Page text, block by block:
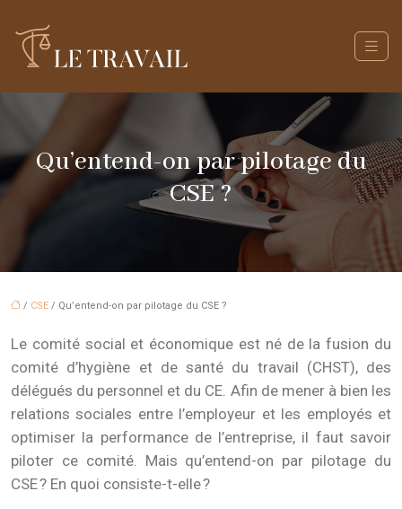
Qu’entend-on par pilotage du
CSE ?
/ CSE / Qu’entend-on par pilotage du CSE ?
Le comité social et économique est né de la fusion du
comité d’hygiène et de santé du travail (CHST), des
délégués du personnel et du CE. Afin de mener à bien les
relations sociales entre l’employeur et les employés et
optimiser la performance de l’entreprise, il faut savoir
piloter ce comité. Mais qu’entend-on par pilotage du
CSE ? En quoi consiste-t-elle ?